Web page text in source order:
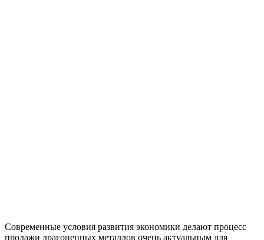
Современные условия развития экономики делают процесс
продажи драгоценных металлов очень актуальным для